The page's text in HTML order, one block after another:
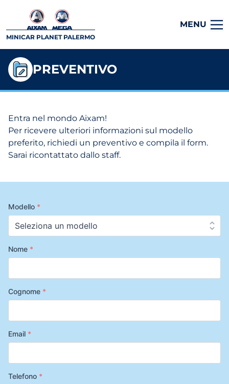
MINICAR PLANET PALERMO
MENU
PREVENTIVO
Entra nel mondo Aixam!
Per ricevere ulteriori informazioni sul modello
preferito, richiedi un preventivo e compila il form.
Sarai ricontattato dallo staff.
Modello *
Nome *
Cognome *
Email *
Telefono *